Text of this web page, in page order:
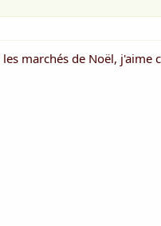
les marchés de Noël,